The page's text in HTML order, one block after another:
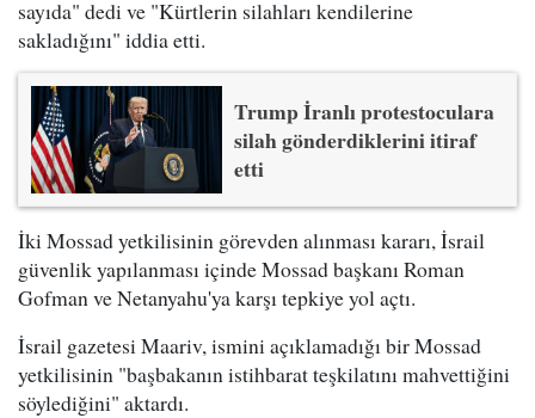
sayıda" dedi ve "Kürtlerin silahları kendilerine
sakladığını" iddia etti.
Trump İranlı protestoculara
silah gönderdiklerini itiraf
etti
İki Mossad yetkilisinin görevden alınması kararı, İsrail
güvenlik yapılanması içinde Mossad başkanı Roman
Gofman ve Netanyahu'ya karşı tepkiye yol açtı.
İsrail gazetesi Maariv, ismini açıklamadığı bir Mossad
yetkilisinin "başbakanın istihbarat teşkilatını mahvettiğini
söylediğini" aktardı.